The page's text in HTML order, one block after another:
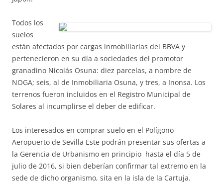
Todos los
suelos
están afectados por cargas inmobiliarias del BBVA y
pertenecieron en su día a sociedades del promotor
granadino Nicolás Osuna: diez parcelas, a nombre de
NOGA; seis, al de Inmobiliaria Osuna, y tres, a Inonsa. Los
terrenos fueron incluidos en el Registro Municipal de
Solares al incumplirse el deber de edificar.
Los interesados en comprar suelo en el Polígono
Aeropuerto de Sevilla Este podrán presentar sus ofertas a
la Gerencia de Urbanismo en principio hasta el día 5 de
julio de 2016, si bien deberían confirmar tal extremo en la
sede de dicho organismo, sita en la isla de la Cartuja.